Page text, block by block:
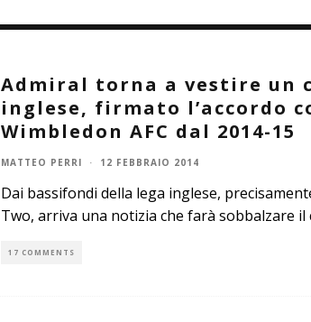
Admiral torna a vestire un
inglese, firmato l’accordo
Wimbledon AFC dal 2014-15
MATTEO PERRI · 12 FEBBRAIO 2014
Dai bassifondi della lega inglese,
Two, arriva una notizia che farà sobbalzare il
17 COMMENTS